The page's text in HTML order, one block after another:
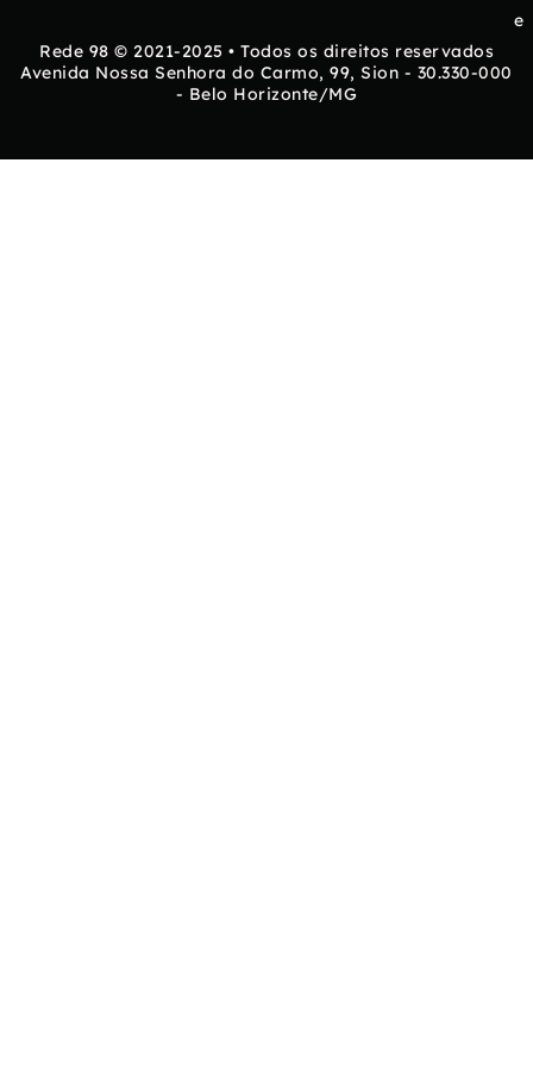
e
Rede 98 © 2021-2025 • Todos os direitos reservados
Avenida Nossa Senhora do Carmo, 99, Sion - 30.330-000
- Belo Horizonte/MG